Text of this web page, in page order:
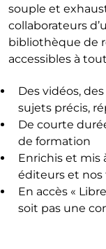
souple et
collaborateurs
bibliothèque de
accessibles à
Des vidéos,
sujets précis,
De courte
de formation
Enrichis et mis
éditeurs et nos
En accès «
soit pas une